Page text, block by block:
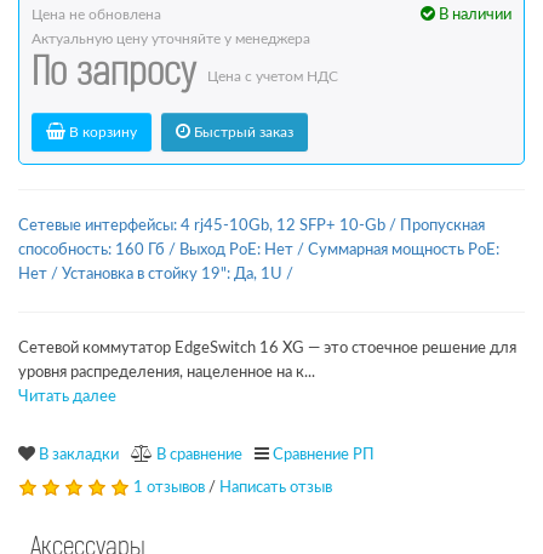
В наличии
Цена не обновлена
Актуальную цену уточняйте у менеджера
По запросу Цена с учетом НДС
В корзину Быстрый заказ
Сетевые интерфейсы: 4 rj45-10Gb, 12 SFP+ 10-Gb /
Пропускная
способность: 160 Гб / Выход PoE: Нет / Суммарная мощность PoE:
Нет / Установка в стойку 19": Да, 1U /
Сетевой коммутатор EdgeSwitch 16 XG — это стоечное решение для
уровня распределения, нацеленное на к...
Читать далее
В закладки В сравнение Сравнение РП
1 отзывов / Написать отзыв
Аксессуары